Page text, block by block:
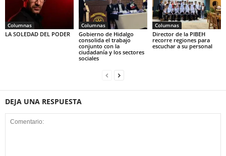
Columnas
LA SOLEDAD DEL PODER
Columnas
Gobierno de Hidalgo
consolida el trabajo
conjunto con la
ciudadanía y los sectores
sociales
Columnas
Director de la PIBEH
recorre regiones para
escuchar a su personal
DEJA UNA RESPUESTA